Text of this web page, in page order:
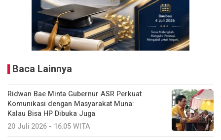
Baca Lainnya
Ridwan Bae Minta Gubernur ASR Perkuat
Komunikasi dengan Masyarakat Muna:
Kalau Bisa HP Dibuka Juga
20 Juli 2026 - 16:05 WITA